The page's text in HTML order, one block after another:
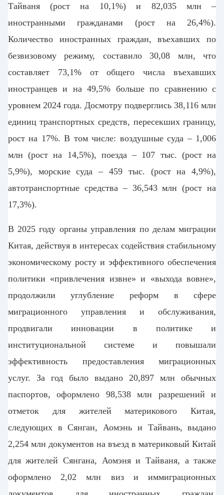
Тайваня (рост на 10,1%) и 82,035 млн –
иностранными гражданами (рост на 26,4%).
Количество иностранных граждан, въехавших по
безвизовому режиму, составило 30,08 млн, что
составляет 73,1% от общего числа въехавших
иностранцев и на 49,5% больше по сравнению с
уровнем 2024 года. Досмотру подверглись 38,116 млн
единиц транспортных средств, пересекших границу,
рост на 17%. В том числе: воздушные суда – 1,006
млн (рост на 14,5%), поезда – 107 тыс. (рост на
5,9%), морские суда – 459 тыс. (рост на 4,9%),
автотранспортные средства – 36,543 млн (рост на
17,3%).
В 2025 году органы управления по делам миграции
Китая, действуя в интересах содействия стабильному
экономическому росту иэффективного обеспечения
политики «привлечения извне» и «выхода вовне»,
продолжили углубление реформ в сфере
миграционного управления и обслуживания,
продвигали инновации в политике и
институциональной системе
и повышали
эффективность предоставления миграционных
услуг. За год было выдано 20,897 млн обычных
паспортов, оформлено 98,538 млн разрешений и
отметок для жителей материкового Китая,
следующих в Сянган, Аомэнь и Тайвань, выдано
2,254 млн документов на въезд в материковый Китай
для жителей Сянгана, Аомэня и Тайваня, а также
оформлено 2,02 млн виз и иммиграционных